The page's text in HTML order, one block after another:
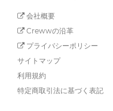
会社概要
Crewwの沿革
プライバシーポリシー
サイトマップ
利用規約
特定商取引法に基づく表記